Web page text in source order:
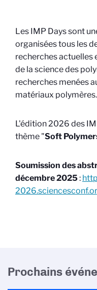
Les IMP Days sont
organisées tous les
recherches actuelles
de la science des
recherches menées
matériaux polymères.
L'édition 2026 des
thème "Soft
Soumission des
décembre 2025:
Prochains